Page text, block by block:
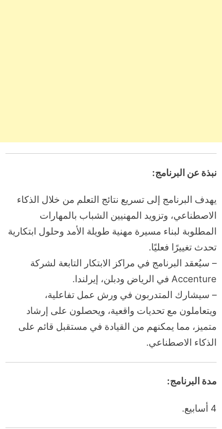
نبذة عن البرنامج:
يهدف البرنامج إلى تسريع نتائج التعلم من خلال الذكاء
الاصطناعي، وتزويد المهنيين الشباب بالمهارات
المطلوبة لبناء مسيرة مهنية طويلة الأمد وحلول ابتكارية
تحدث تغييرًا فعليًا.
– سيُعقد البرنامج في مراكز الابتكار التابعة لشركة
Accenture في الرياض ودبلن، إيرلندا.
– سيشارك المتدربون في ورش عمل تفاعلية،
ويتعاملون مع تحديات واقعية، ويحصلون على إرشاد
متميز، مما يمكنهم من القيادة في مستقبل قائم على
الذكاء الاصطناعي.
مدة البرنامج:
4 أسابيع.